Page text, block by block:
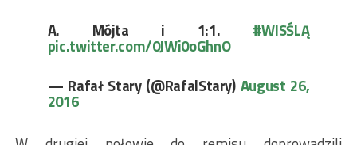
A. Mójta i 1:1. #WISŚLĄ
pic.twitter.com/0JWi0oGhnO
— Rafał Stary (@RafalStary) August 26,
2016